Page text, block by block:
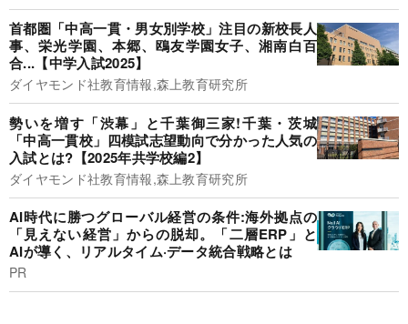
首都圏「中高一貫・男女別学校」注目の新校長人
事、栄光学園、本郷、鴎友学園女子、湘南白百
合...【中学入試2025】
ダイヤモンド社教育情報,森上教育研究所
勢いを増す「渋幕」と千葉御三家!千葉・茨城
「中高一貫校」四模試志望動向で分かった人気の
入試とは?【2025年共学校編2】
ダイヤモンド社教育情報,森上教育研究所
AI時代に勝つグローバル経営の条件:海外拠点の
「見えない経営」からの脱却。「二層ERP」と
AIが導く、リアルタイム·データ統合戦略とは
PR